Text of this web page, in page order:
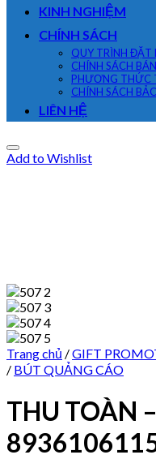
KINH NGHIỆM
CHÍNH SÁCH
QUY TRÌNH ĐẶT
CHÍNH SÁCH
PHƯƠNG THỨC
CHÍNH SÁCH
LIÊN HỆ
Add to Wishlist
Trang chủ /GIFT
/ BÚT QUẢNG CÁO
THU TOÀN